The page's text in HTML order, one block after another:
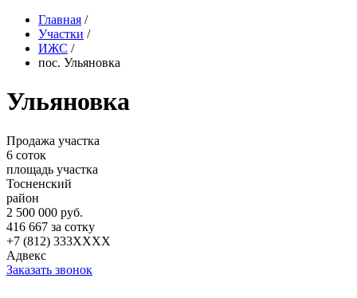
Главная /
Участки /
ИЖС /
пос. Ульяновка
Ульяновка
Продажа участка
6 соток
площадь участка
Тосненский
район
2 500 000 руб.
416 667 за сотку
+7 (812) 333XXXX
Адвекс
Заказать звонок